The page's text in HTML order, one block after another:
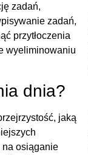
zadań,
zadań,
przytłoczenia
wyeliminowaniu
dnia?
jaką
na osiąganie